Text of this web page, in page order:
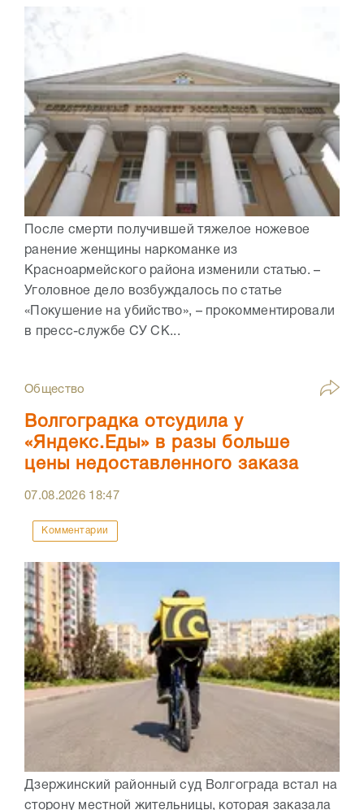
После смерти получившей тяжелое ножевое
ранение женщины наркоманке из
Красноармейского района изменили статью. –
Уголовное дело возбуждалось по статье
«Покушение на убийство», – прокомментировали
в пресс-службе СУ СК...
Общество
Волгоградка отсудила у
«Яндекс.Еды» в разы больше
цены недоставленного заказа
07.08.2026 18:47
Комментарии
Дзержинский районный суд Волгограда встал на
сторону местной жительницы, которая заказала